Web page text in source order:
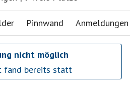
Pinnwand Anmeldungen
nicht möglich
fand bereits statt